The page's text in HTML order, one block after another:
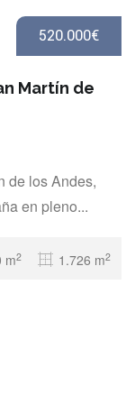
520.000€
Martín de
de los Andes,
en pleno...
m2 1.726 m2